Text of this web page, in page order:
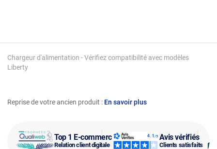
Top 1 E-commerce
Relation client digitale
Avis vérifiés
Clients satisfaits
Reprise de votre ancien produit : En savoir plus
Chargeur d'alimentation - Vérifiez compatibilité avec modèles
Liberty